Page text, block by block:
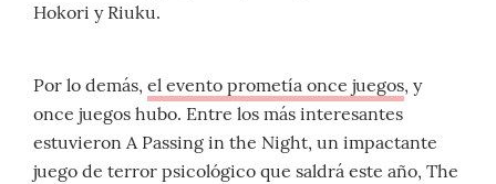
Hokori y Riuku.
Por lo demás, el evento prometía once juegos, y
once juegos hubo. Entre los más interesantes
estuvieron A Passing in the Night, un impactante
juego de terror psicológico que saldrá este año, The